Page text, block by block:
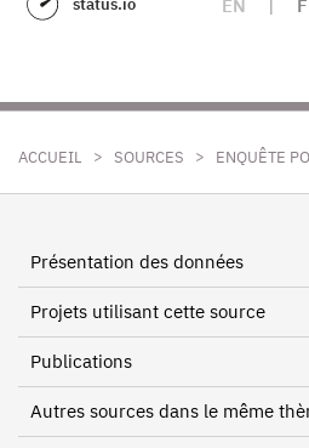
status.io EN |
ACCUEIL > SOURCES > ENQUÊTE
Présentation des données
Projets utilisant cette source
Publications
Autres sources dans le même